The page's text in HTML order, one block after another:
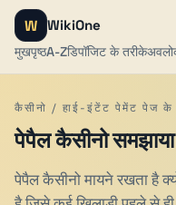
W WikiOne
मुखपृष्ठA-Zडिपॉजिट के तरीके
कैसीनो / हाई-इंटेंट पेमेंट पेज के
पेपैल कैसीनो समझाया
पेपैल कैसीनो मायने रखता है